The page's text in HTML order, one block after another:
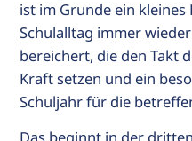
ist im Grunde ein
Schulalltag immer
bereichert, die den Takt
Kraft setzen und ein
Schuljahr für die